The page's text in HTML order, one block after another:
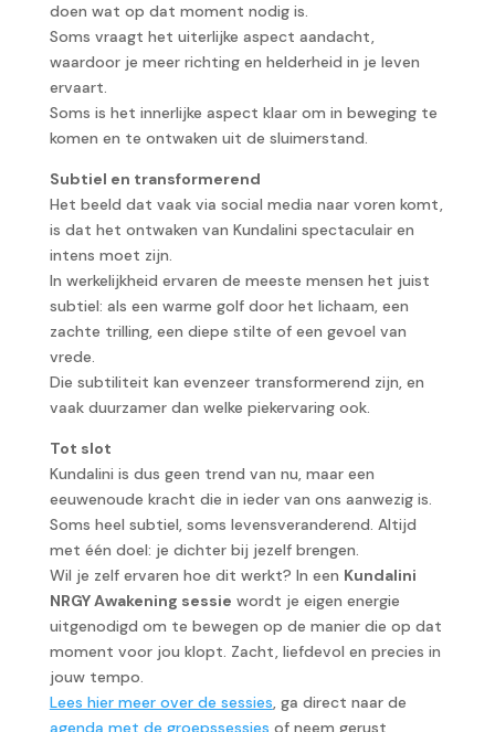
doen wat op dat moment nodig is.
Soms vraagt het uiterlijke aspect aandacht,
waardoor je meer richting en helderheid in je leven
ervaart.
Soms is het innerlijke aspect klaar om in beweging te
komen en te ontwaken uit de sluimerstand.
Subtiel en transformerend
Het beeld dat vaak via social media naar voren komt,
is dat het ontwaken van Kundalini spectaculair en
intens moet zijn.
In werkelijkheid ervaren de meeste mensen het juist
subtiel: als een warme golf door het lichaam, een
zachte trilling, een diepe stilte of een gevoel van
vrede.
Die subtiliteit kan evenzeer transformerend zijn, en
vaak duurzamer dan welke piekervaring ook.
Tot slot
Kundalini is dus geen trend van nu, maar een
eeuwenoude kracht die in ieder van ons aanwezig is.
Soms heel subtiel, soms levensveranderend. Altijd
met één doel: je dichter bij jezelf brengen.
Wil je zelf ervaren hoe dit werkt? In een Kundalini
NRGY Awakening sessie wordt je eigen energie
uitgenodigd om te bewegen op de manier die op dat
moment voor jou klopt. Zacht, liefdevol en precies in
jouw tempo.
Lees hier meer over de sessies, ga direct naar de
agenda met de groepssessies of neem gerust